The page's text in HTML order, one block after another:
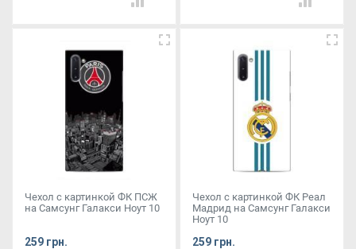
Чехол с картинкой ФК ПСЖ
на Самсунг Галакси Ноут 10
259 грн.
Чехол с картинкой ФК Реал
Мадрид на Самсунг Галакси
Ноут 10
259 грн.